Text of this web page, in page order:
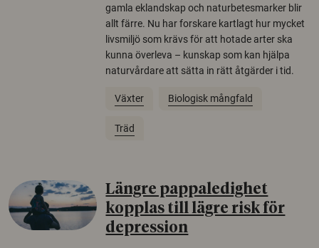
gamla eklandskap och naturbetesmarker blir
allt färre. Nu har forskare kartlagt hur mycket
livsmiljö som krävs för att hotade arter ska
kunna överleva – kunskap som kan hjälpa
naturvårdare att sätta in rätt åtgärder i tid.
Växter Biologisk mångfald
Träd
Längre pappaledighet
kopplas till lägre risk för
depression